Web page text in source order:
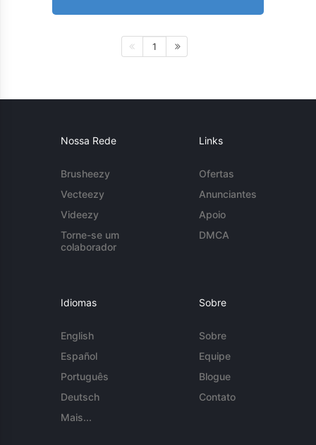
1
Nossa Rede
Brusheezy
Vecteezy
Videezy
Torne-se um
colaborador
Links
Ofertas
Anunciantes
Apoio
DMCA
Idiomas
English
Español
Português
Deutsch
Mais...
Sobre
Sobre
Equipe
Blogue
Contato